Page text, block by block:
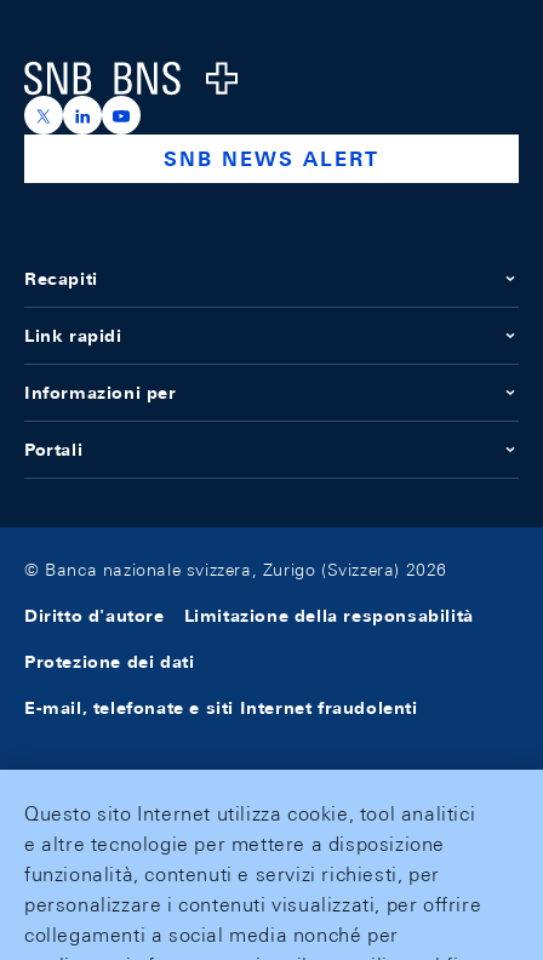
Logo
https://x.com/snb_bns
https://ch.linkedin.com/company/swiss-national-
https://www.youtube.com/@swissnationalbank
SNB NEWS ALERT
Recapiti
Link rapidi
Informazioni per
Portali
© Banca nazionale svizzera, Zurigo (Svizzera) 2026
Diritto d'autore Limitazione della responsabilità
Protezione dei dati
E-mail, telefonate e siti Internet fraudolenti
Questo sito Internet utilizza cookie, tool analitici
e altre tecnologie per mettere a disposizione
funzionalità, contenuti e servizi richiesti, per
personalizzare i contenuti visualizzati, per offrire
collegamenti a social media nonché per